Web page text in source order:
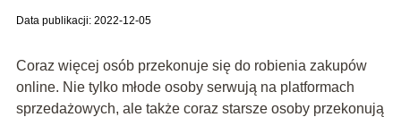
Data publikacji: 2022-12-05
Coraz więcej osób przekonuje się do robienia zakupów
online. Nie tylko młode osoby serwują na platformach
sprzedażowych, ale także coraz starsze osoby przekonują